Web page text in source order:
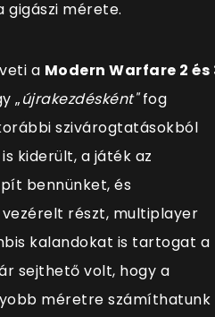
gigászi mérete.
a Modern Warfare 2 és
„újrakezdésként"fog
szivárogtatásokból
kiderült, a játék az
ít bennünket, és
részt, multiplayer
kalandokat is tartogat a
sejthető volt, hogy a
méretre számíthatunk